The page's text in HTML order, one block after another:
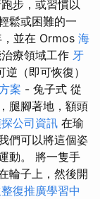
步，或習慣以
鬆或困難的一
並在 Ormos 海
療領域工作 牙
（即可恢復）
案 - 兔子式 從
腿腳著地，額頭
公司資訊 在瑜
們可以將這個姿
動。 將一隻手
輪子上，然後開
復推廣學習中